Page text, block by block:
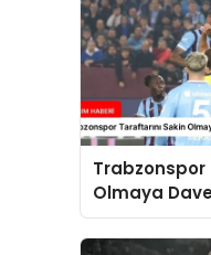
Trabzonspor
Olmaya